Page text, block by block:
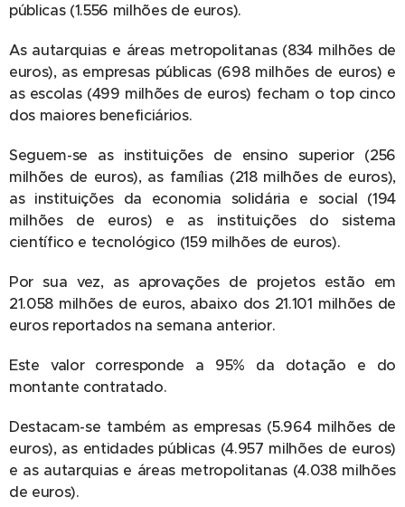
públicas (1.556 milhões de euros).
As autarquias e áreas metropolitanas (834 milhões de
euros), as empresas públicas (698 milhões de euros) e
as escolas (499 milhões de euros) fecham o top cinco
dos maiores beneficiários.
Seguem-se as instituições de ensino superior (256
milhões de euros), as famílias (218 milhões de euros),
as instituições da economia solidária e social (194
milhões de euros) e as instituições do sistema
científico e tecnológico (159 milhões de euros).
Por sua vez, as aprovações de projetos estão em
21.058 milhões de euros, abaixo dos 21.101 milhões de
euros reportados na semana anterior.
Este valor corresponde a 95% da dotação e do
montante contratado.
Destacam-se também as empresas (5.964 milhões de
euros), as entidades públicas (4.957 milhões de euros)
e as autarquias e áreas metropolitanas (4.038 milhões
de euros).